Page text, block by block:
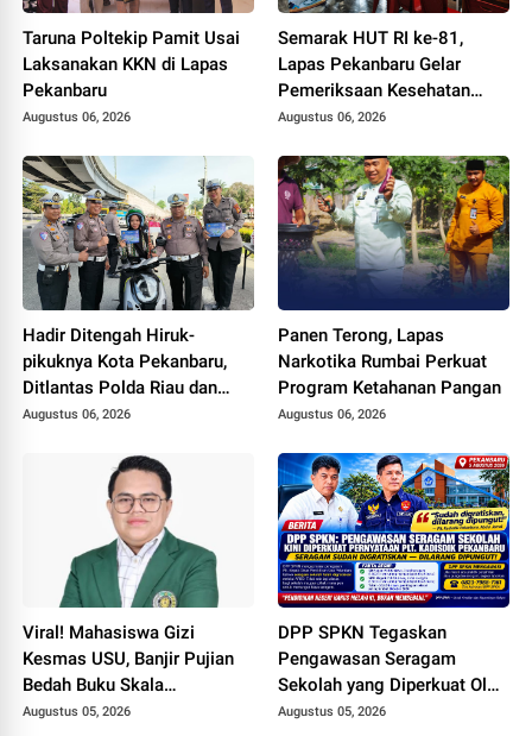
Taruna Poltekip Pamit Usai
Laksanakan KKN di Lapas
Pekanbaru
Augustus 06, 2026
Semarak HUT RI ke-81,
Lapas Pekanbaru Gelar
Pemeriksaan Kesehatan
Gratis untuk Warga Binaan
Augustus 06, 2026
Hadir Ditengah Hiruk-
pikuknya Kota Pekanbaru,
Ditlantas Polda Riau dan
Polantas KARIB Kobarkan
Nasionalisme dan Green
Policing Jelang HUT RI Ke-
Augustus 06, 2026
Panen Terong, Lapas
Narkotika Rumbai Perkuat
Program Ketahanan Pangan
Augustus 06, 2026
Viral! Mahasiswa Gizi
Kesmas USU, Banjir Pujian
Bedah Buku Skala
International dari 70 Ribu
Augustus 05, 2026
DPP SPKN Tegaskan
Pengawasan Seragam
Sekolah yang Diperkuat Oleh
Peryataan Plt. KADISDIK
Augustus 05, 2026